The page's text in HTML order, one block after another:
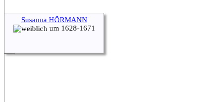
Susanna HÖRMANN
um 1628-1671